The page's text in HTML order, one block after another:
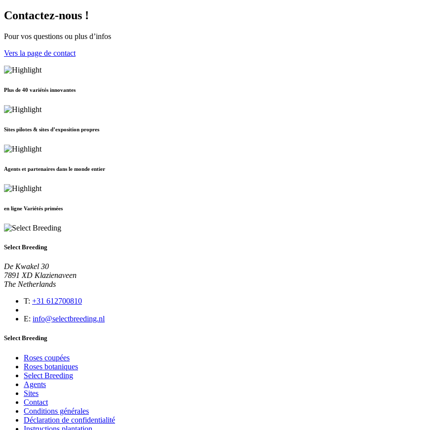
Contactez-nous !
Pour vos questions ou plus d’infos
Vers la page de contact
Plus de 40 variétés innovantes
Sites pilotes & sites d’exposition propres
Agents et partenaires dans le monde entier
en ligne Variétés primées
Select Breeding
De Kwakel 30
7891 XD Klazienaveen
The Netherlands
T: +31 612700810
E: info@selectbreeding.nl
Select Breeding
Roses coupées
Roses botaniques
Select Breeding
Agents
Sites
Contact
Conditions générales
Déclaration de confidentialité